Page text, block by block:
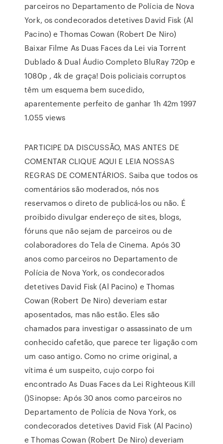
parceiros no Departamento de Polícia de Nova
York, os condecorados detetives David Fisk (Al
Pacino) e Thomas Cowan (Robert De Niro)
Baixar Filme As Duas Faces da Lei via Torrent
Dublado & Dual Áudio Completo BluRay 720p e
1080p , 4k de graça! Dois policiais corruptos
têm um esquema bem sucedido,
aparentemente perfeito de ganhar 1h 42m 1997
1.055 views
PARTICIPE DA DISCUSSÃO, MAS ANTES DE
COMENTAR CLIQUE AQUI E LEIA NOSSAS
REGRAS DE COMENTÁRIOS. Saiba que todos os
comentários são moderados, nós nos
reservamos o direto de publicá-los ou não. É
proibido divulgar endereço de sites, blogs,
fóruns que não sejam de parceiros ou de
colaboradores do Tela de Cinema. Após 30
anos como parceiros no Departamento de
Polícia de Nova York, os condecorados
detetives David Fisk (Al Pacino) e Thomas
Cowan (Robert De Niro) deveriam estar
aposentados, mas não estão. Eles são
chamados para investigar o assassinato de um
conhecido cafetão, que parece ter ligação com
um caso antigo. Como no crime original, a
vítima é um suspeito, cujo corpo foi
encontrado As Duas Faces da Lei Righteous Kill
()Sinopse: Após 30 anos como parceiros no
Departamento de Polícia de Nova York, os
condecorados detetives David Fisk (Al Pacino)
e Thomas Cowan (Robert De Niro) deveriam